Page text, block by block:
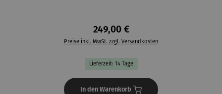
249,00 €
Preise inkl. MwSt. zzgl. Versandkosten
Lieferzeit: 14 Tage
In den Warenkorb